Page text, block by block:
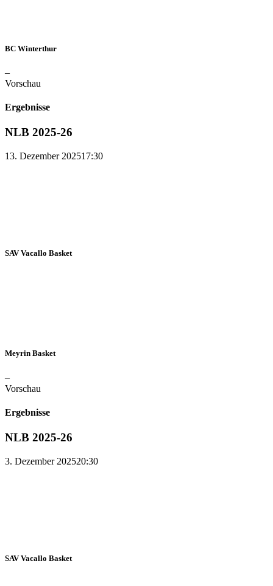
BC Winterthur
–
Vorschau
Ergebnisse
NLB 2025-26
13. Dezember 202517:30
SAV Vacallo Basket
Meyrin Basket
–
Vorschau
Ergebnisse
NLB 2025-26
3. Dezember 202520:30
SAV Vacallo Basket